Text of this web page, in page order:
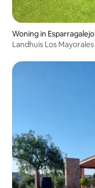
Woning in Esparragalejo
Landhuis Los Mayorales